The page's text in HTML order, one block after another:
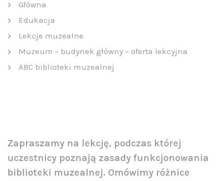
Główna
Edukacja
Lekcje muzealne
Muzeum – budynek główny – oferta lekcyjna
ABC biblioteki muzealnej
Zapraszamy na lekcję, podczas której
uczestnicy poznają zasady funkcjonowania
biblioteki muzealnej. Omówimy różnice